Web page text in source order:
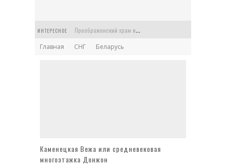
ИНТЕРЕСНОЕ Преображенский храм или Спасская церковь в старинной усадьбе Балашихи
Главная СНГ Беларусь
Каменецкая Вежа или средневековая
многоэтажка Донжон